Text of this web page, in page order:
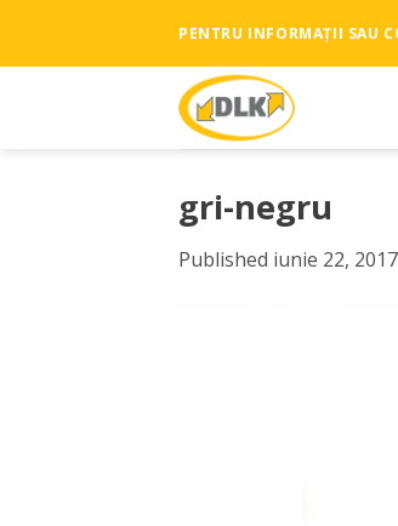
content
PENTRU INFORMAȚII SAU
gri-negru
Published iunie 22, 2017